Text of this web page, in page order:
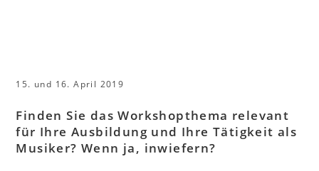
15. und 16. April 2019
Finden Sie das Workshopthema relevant
für Ihre Ausbildung und Ihre Tätigkeit als
Musiker? Wenn ja, inwiefern?